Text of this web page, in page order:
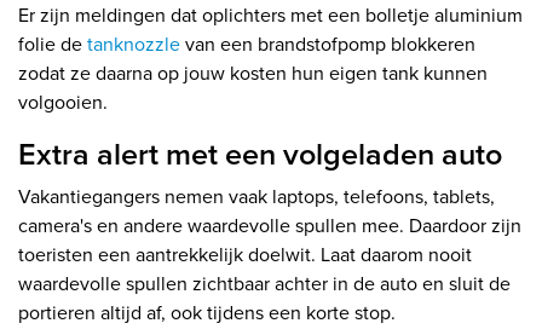
Er zijn meldingen dat oplichters met een bolletje aluminium
folie detanknozzlevan een brandstofpomp blokkeren
zodat ze daarna op jouw kosten hun eigen tank kunnen
volgooien.
Extra alert met een volgeladen auto
Vakantiegangers nemen vaak laptops, telefoons, tablets,
camera's en andere waardevolle spullen mee. Daardoor zijn
toeristen een aantrekkelijk doelwit. Laat daarom nooit
waardevolle spullen zichtbaar achter in de auto en sluit de
portieren altijd af, ook tijdens een korte stop.